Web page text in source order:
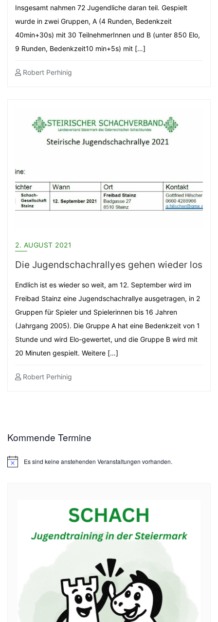
Insgesamt nahmen 72 Jugendliche daran teil. Gespielt
wurde in zwei Gruppen, A (4 Runden, Bedenkzeit
40min+30s) mit 30 TeilnehmerInnen und B (unter 850 Elo,
9 Runden, Bedenkzeit10 min+5s) mit […]
Robert Perhinig
2. AUGUST 2021
Die Jugendschachrallyes gehen wieder los
Endlich ist es wieder so weit, am 12. September wird im
Freibad Stainz eine Jugendschachrallye ausgetragen, in 2
Gruppen für Spieler und Spielerinnen bis 16 Jahren
(Jahrgang 2005). Die Gruppe A hat eine Bedenkzeit von 1
Stunde und wird Elo-gewertet, und die Gruppe B wird mit
20 Minuten gespielt. Weitere […]
Robert Perhinig
Kommende Termine
HinweisEs sind keine anstehenden Veranstaltungen vorhanden.